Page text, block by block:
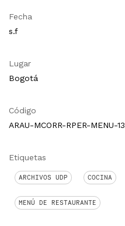
Fecha
s.f
Lugar
Bogotá
Código
ARAU-MCORR-RPER-MENU-13
Etiquetas
ARCHIVOS UDP COCINA
MENÚ DE RESTAURANTE